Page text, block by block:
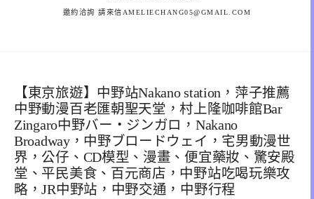
邀約洽詢 請來信AMELIECHANG05@GMAIL.COM
【東京旅遊】中野站Nakano station，萍子推薦
中野動漫百老匯朝聖天堂，村上隆咖啡館Bar
Zingaro中野バー・ジンガロ，Nakano
Broadway，中野ブロードウェイ，宅男動漫世
界，公仔、CD模型、漫畫、便宜藥妝、驚安殿
堂、平民美食、百元商店，中野站吃喝玩樂攻
略，JR中野站，中野交通，中野行程